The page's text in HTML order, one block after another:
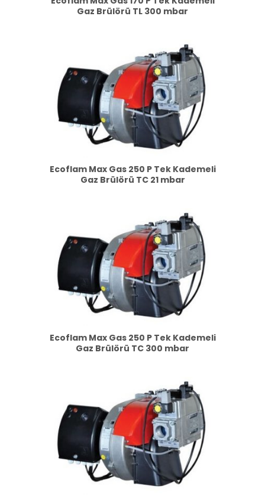
Gaz Brülörü TL 300 mbar
Ecoflam Max Gas 250 P Tek Kademeli
Gaz Brülörü TC 21 mbar
Ecoflam Max Gas 250 P Tek Kademeli
Gaz Brülörü TC 300 mbar